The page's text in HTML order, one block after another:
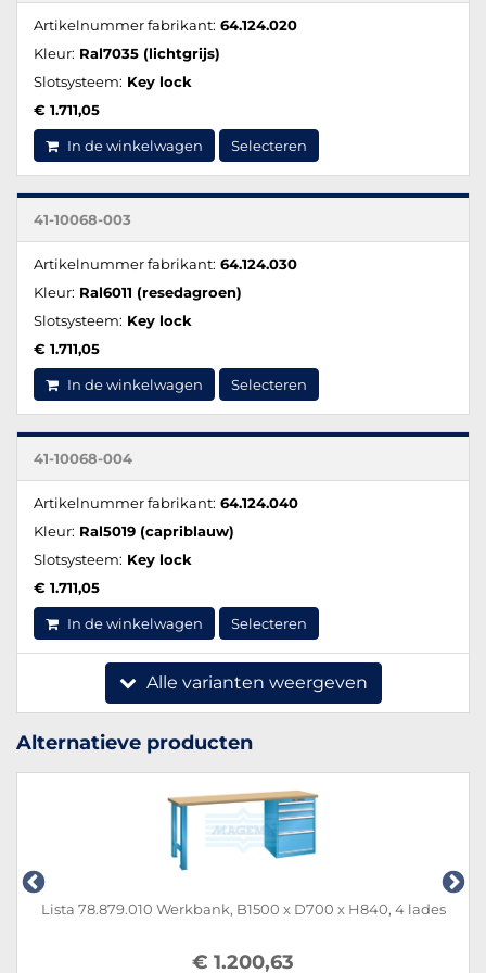
Artikelnummer fabrikant: 64.124.020
Kleur: Ral7035 (lichtgrijs)
Slotsysteem: Key lock
€ 1.711,05
In de winkelwagen Selecteren
41-10068-003
Artikelnummer fabrikant: 64.124.030
Kleur: Ral6011 (resedagroen)
Slotsysteem: Key lock
€ 1.711,05
In de winkelwagen Selecteren
41-10068-004
Artikelnummer fabrikant: 64.124.040
Kleur: Ral5019 (capriblauw)
Slotsysteem: Key lock
€ 1.711,05
In de winkelwagen Selecteren
Alle varianten weergeven
Alternatieve producten
Lista 78.879.010 Werkbank, B1500 x D700 x H840, 4 lades
€ 1.200,63